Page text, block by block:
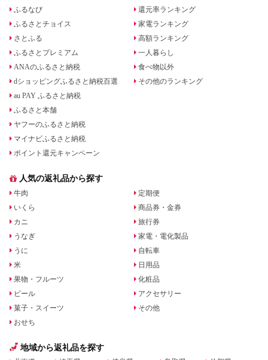
ふるなび
ふるさとチョイス
さとふる
ふるさとプレミアム
ANAのふるさと納税
dショッピングふるさと納税百選
au PAY ふるさと納税
ふるさと本舗
ヤフーのふるさと納税
マイナビふるさと納税
ポイント還元キャンペーン
還元率ランキング
家電ランキング
高額ランキング
一人暮らし
食べ物以外
その他のランキング
人気の返礼品から探す
牛肉
いくら
カニ
うなぎ
うに
米
果物・フルーツ
ビール
菓子・スイーツ
おせち
定期便
商品券・金券
旅行券
家電・電化製品
自転車
日用品
化粧品
アクセサリー
その他
地域から返礼品を探す